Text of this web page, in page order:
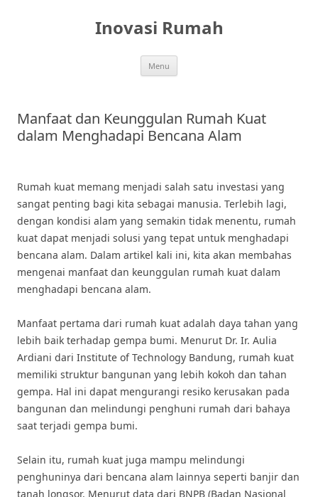
Inovasi Rumah
Menu
Manfaat dan Keunggulan Rumah Kuat
dalam Menghadapi Bencana Alam
Rumah kuat memang menjadi salah satu investasi yang
sangat penting bagi kita sebagai manusia. Terlebih lagi,
dengan kondisi alam yang semakin tidak menentu, rumah
kuat dapat menjadi solusi yang tepat untuk menghadapi
bencana alam. Dalam artikel kali ini, kita akan membahas
mengenai manfaat dan keunggulan rumah kuat dalam
menghadapi bencana alam.
Manfaat pertama dari rumah kuat adalah daya tahan yang
lebih baik terhadap gempa bumi. Menurut Dr. Ir. Aulia
Ardiani dari Institute of Technology Bandung, rumah kuat
memiliki struktur bangunan yang lebih kokoh dan tahan
gempa. Hal ini dapat mengurangi resiko kerusakan pada
bangunan dan melindungi penghuni rumah dari bahaya
saat terjadi gempa bumi.
Selain itu, rumah kuat juga mampu melindungi
penghuninya dari bencana alam lainnya seperti banjir dan
tanah longsor. Menurut data dari BNPB (Badan Nasional